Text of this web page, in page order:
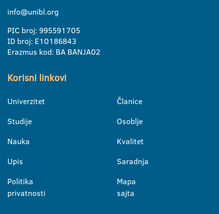
info@unibl.org
PIC broj: 995591705
ID broj: E10186843
Erazmus kod: BA BANJA02
Korisni linkovi
Univerzitet
Studije
Nauka
Upis
Politika
privatnosti
Članice
Osoblje
Kvalitet
Saradnja
Mapa
sajta